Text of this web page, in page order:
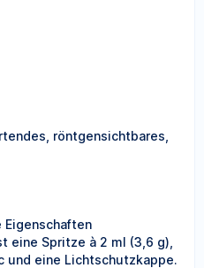
röntgensichtbares,
eine Spritze à 2 ml (3,6 g),
und eine Lichtschutzkappe.